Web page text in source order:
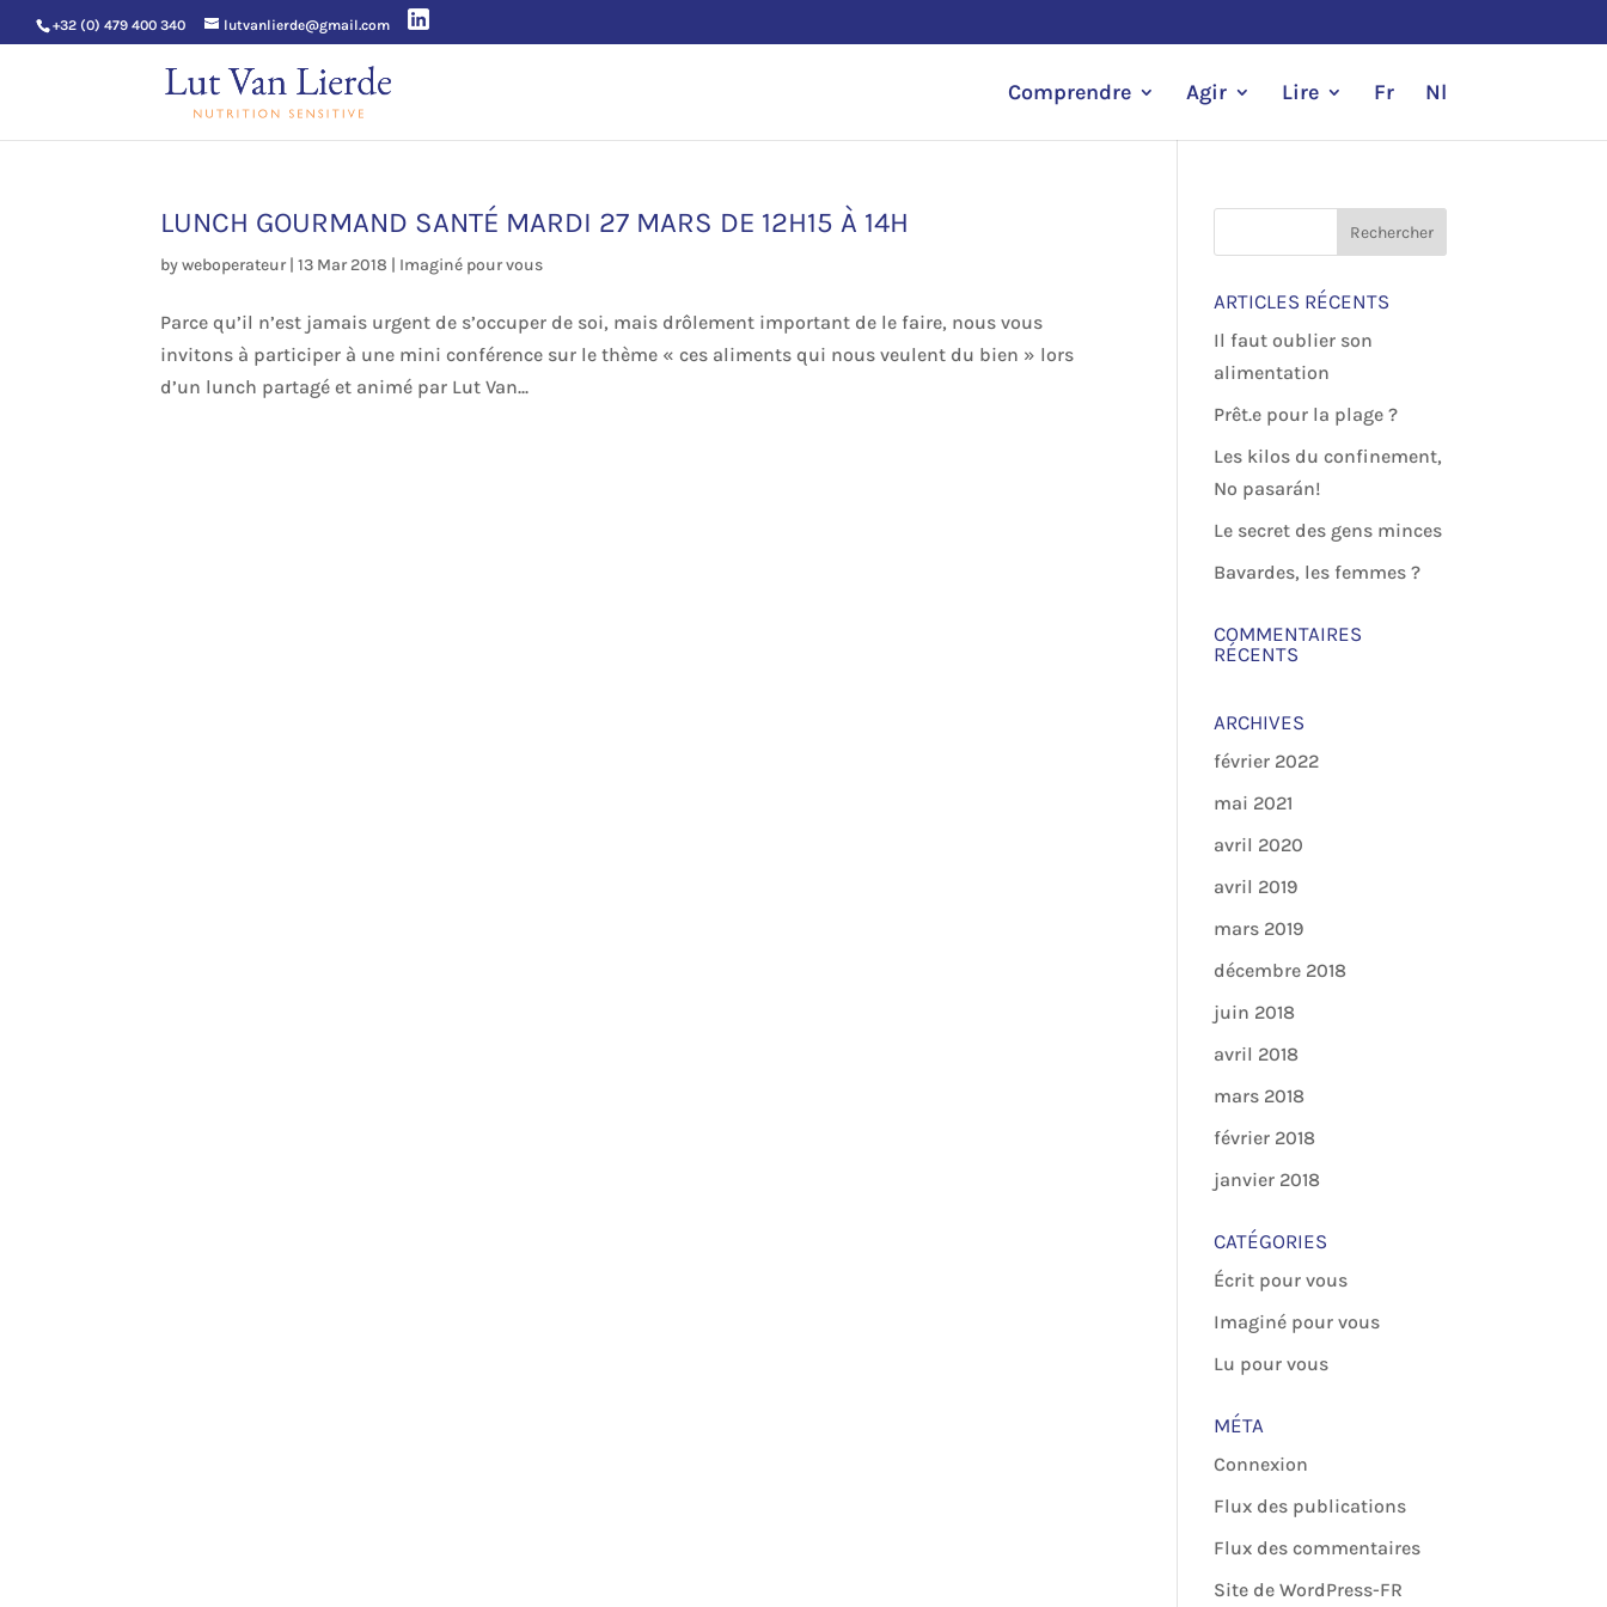
+32 (0) 479 400 340 lutvanlierde@gmail.com
Comprendre Agir Lire Fr Nl
LUNCH GOURMAND SANTÉ MARDI 27 MARS DE 12H15 À 14H
byweboperateur |13 Mar 2018 | Imaginé pour vous
Parce qu’il n’est jamais urgent de s’occuper de soi, mais drôlement important de le faire, nous vous
invitons à participer à une mini conférence sur le thème « ces aliments qui nous veulent du bien » lors
d’un lunch partagé et animé par Lut Van...
ARTICLES RÉCENTS
Il faut oublier son
alimentation
Prêt.e pour la plage ?
Les kilos du confinement,
No pasarán!
Le secret des gens minces
Bavardes, les femmes ?
COMMENTAIRES
RÉCENTS
ARCHIVES
février 2022
mai 2021
avril 2020
avril 2019
mars 2019
décembre 2018
juin 2018
avril 2018
mars 2018
février 2018
janvier 2018
CATÉGORIES
Écrit pour vous
Imaginé pour vous
Lu pour vous
MÉTA
Connexion
Flux des publications
Flux des commentaires
Site de WordPress-FR